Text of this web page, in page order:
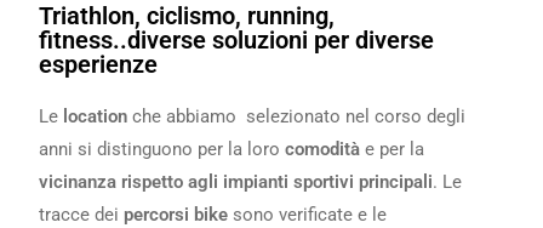
Triathlon, ciclismo, running,
fitness..diverse soluzioni per diverse
esperienze
Le location che abbiamo selezionato nel corso degli
anni si distinguono per la lorocomodità e per la
vicinanza rispetto agli impianti sportivi principali. Le
tracce dei percorsi bike sono verificate e le